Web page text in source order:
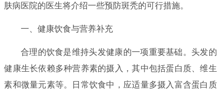
肤病医院的医生将介绍一些预防斑秃的可行措施。
一、健康饮食与营养补充
合理的饮食是维持头发健康的一项重要基础。头发的
健康生长依赖多种营养素的摄入，其中包括蛋白质、维生
素和微量元素等。日常饮食中，应适量多摄入富含蛋白质